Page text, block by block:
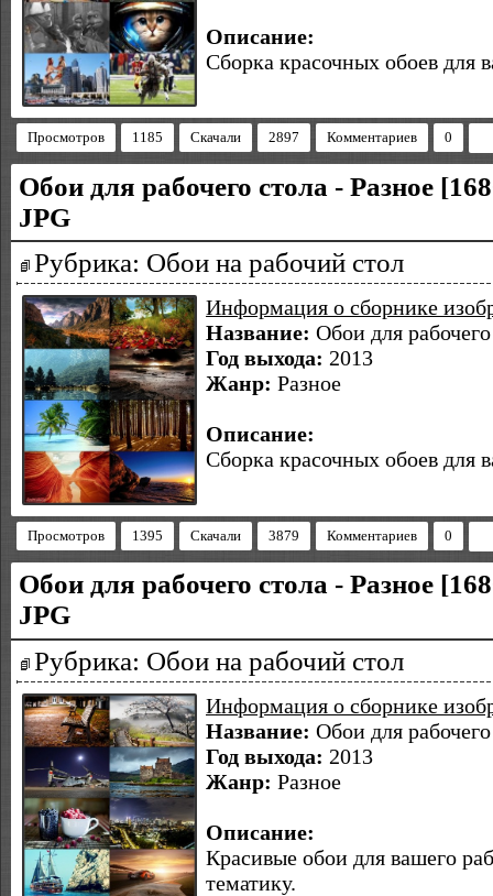
Описание:
Сборка красочных обоев для
Просмотров 1185 Скачали 2897 Комментариев 0
Обои для рабочего стола - Разное
JPG
Рубрика: Обои на рабочий стол
Информация о сборнике
Название: Обои для
Год выхода: 2013
Жанр: Разное
Описание:
Сборка красочных обоев для
Просмотров 1395 Скачали 3879 Комментариев 0
Обои для рабочего стола - Разное
JPG
Рубрика: Обои на рабочий стол
Информация о сборнике
Название: Обои для
Год выхода: 2013
Жанр: Разное
Описание:
Красивые обои для вашего
тематику.